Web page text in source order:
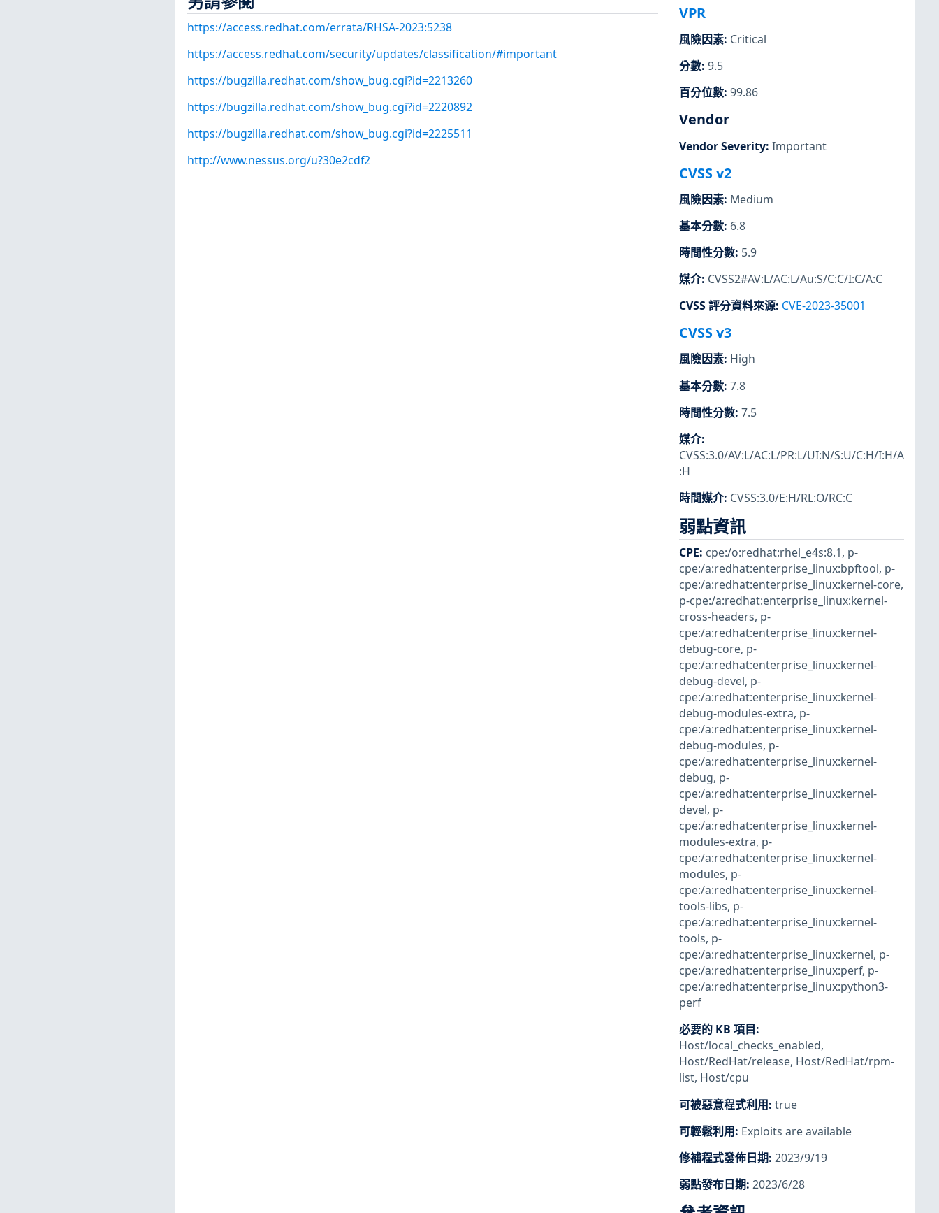
https://access.redhat.com/errata/RHSA-2023:5238
https://access.redhat.com/security/updates/classification/#important
https://bugzilla.redhat.com/show_bug.cgi?id=2213260
https://bugzilla.redhat.com/show_bug.cgi?id=2220892
https://bugzilla.redhat.com/show_bug.cgi?id=2225511
http://www.nessus.org/u?30e2cdf2
VPR
風險因素: Critical
分數: 9.5
百分位數: 99.86
Vendor
Vendor Severity: Important
CVSS v2
風險因素: Medium
基本分數: 6.8
時間性分數: 5.9
媒介: CVSS2#AV:L/AC:L/Au:S/C:C/I:C/A:C
CVSS 評分資料來源: CVE-2023-35001
CVSS v3
風險因素: High
基本分數: 7.8
時間性分數: 7.5
媒介:
CVSS:3.0/AV:L/AC:L/PR:L/UI:N/S:U/C:H/I:H/A
:H
時間媒介: CVSS:3.0/E:H/RL:O/RC:C
弱點資訊
CPE: cpe:/o:redhat:rhel_e4s:8.1, p-
cpe:/a:redhat:enterprise_linux:bpftool, p-
cpe:/a:redhat:enterprise_linux:kernel-core,
p-cpe:/a:redhat:enterprise_linux:kernel-
cross-headers, p-
cpe:/a:redhat:enterprise_linux:kernel-
debug-core, p-
cpe:/a:redhat:enterprise_linux:kernel-
debug-devel, p-
cpe:/a:redhat:enterprise_linux:kernel-
debug-modules-extra, p-
cpe:/a:redhat:enterprise_linux:kernel-
debug-modules, p-
cpe:/a:redhat:enterprise_linux:kernel-
debug, p-
cpe:/a:redhat:enterprise_linux:kernel-
devel, p-
cpe:/a:redhat:enterprise_linux:kernel-
modules-extra, p-
cpe:/a:redhat:enterprise_linux:kernel-
modules, p-
cpe:/a:redhat:enterprise_linux:kernel-
tools-libs, p-
cpe:/a:redhat:enterprise_linux:kernel-
tools, p-
cpe:/a:redhat:enterprise_linux:kernel, p-
cpe:/a:redhat:enterprise_linux:perf, p-
cpe:/a:redhat:enterprise_linux:python3-
perf
必要的 KB 項目:
Host/local_checks_enabled,
Host/RedHat/release, Host/RedHat/rpm-
list, Host/cpu
可被惡意程式利用: true
可輕鬆利用: Exploits are available
修補程式發佈日期: 2023/9/19
弱點發布日期: 2023/6/28